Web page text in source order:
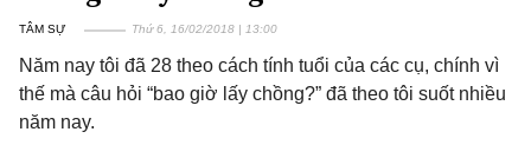
TÂM SỰ Thứ 6, 16/02/2018 | 13:00
Năm nay tôi đã 28 theo cách tính tuổi của các cụ, chính vì
thế mà câu hỏi “bao giờ lấy chồng?” đã theo tôi suốt nhiều
năm nay.